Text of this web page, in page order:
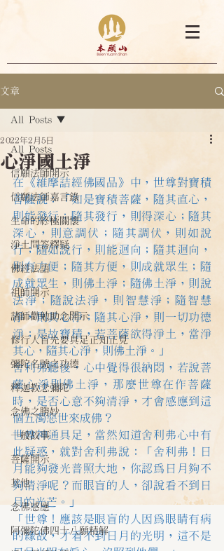
文章
All Posts
信願法師開示
信願法師嘉言錄
生命的終極關懷
淨土問答釋疑
佛經法語
祖師開示
諸師勸勉助念開示
修行人首先要具足正知正見
彌陀名號之功德
釋迦教念彌陀
念佛之勝妙
一般故事
菩薩開示
其他
念佛感應
阿彌陀佛四十八願精解
All Posts
心淨國土淨
2022年2月5日
在《維摩詰經佛國品》中，世尊對寶積
菩薩說：「如是寶積菩薩，隨其直心，
則能發行；隨其發行，則得深心；隨其
深心，則意調伏；隨其調伏，則如說
行；隨如說行，則能迴向；隨其迴向，
則有方便；隨其方便，則成就眾生；隨
成就眾生，則佛土淨；隨佛土淨，則說
法淨；隨說法淨，則智慧淨；隨智慧
淨，則其心淨；隨其心淨，則一切功德
淨；是故寶積，若菩薩欲得淨土，當淨
其心，隨其心淨，則佛土淨。」
舍利弗聽後，心中覺得很納悶，若說菩
薩心淨則佛土淨，那麼世尊在作菩薩
時，是否心意不夠清淨，才會感應到這
個五濁惡世來成佛？
世尊神通具足，當然知道舍利弗心中有
此疑惑，就對舍利弗說：「舍利弗！日
月能夠發光普照大地，你認為日月夠不
夠清淨呢？而眼盲的人，卻說看不到日
月的光芒。」
「世尊！應該是眼盲的人因為眼睛有病
的緣故，才看不到日月的光明，這不是